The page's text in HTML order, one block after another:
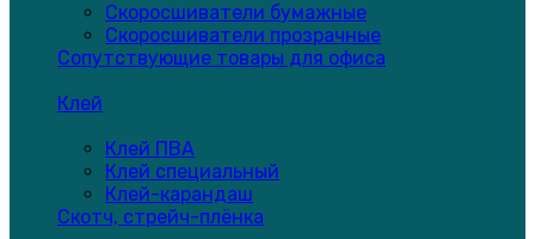
Скоросшиватели бумажные
Скоросшиватели прозрачные
Сопутствующие товары для офиса
Клей
Клей ПВА
Клей специальный
Клей-карандаш
Скотч, стрейч-плёнка